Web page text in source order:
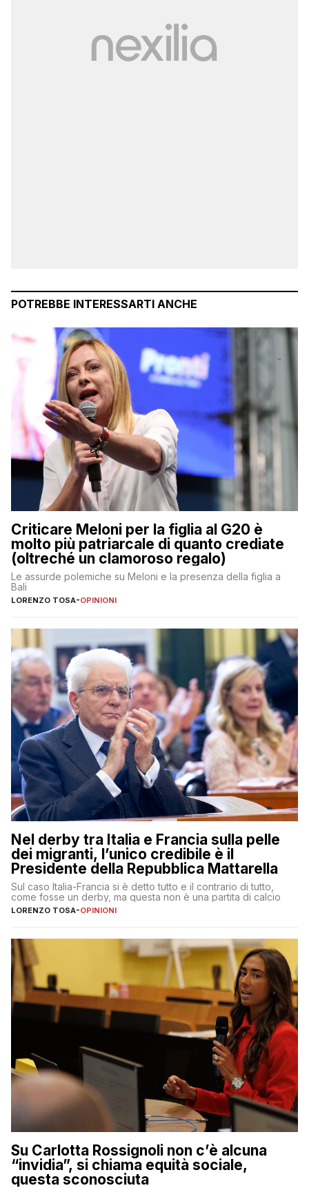
POTREBBE INTERESSARTI ANCHE
Criticare Meloni per la figlia al G20 è
molto più patriarcale di quanto crediate
(oltreché un clamoroso regalo)
Le assurde polemiche su Meloni e la presenza della figlia a
Bali
LORENZO TOSA-OPINIONI
Nel derby tra Italia e Francia sulla pelle
dei migranti, l’unico credibile è il
Presidente della Repubblica Mattarella
Sul caso Italia-Francia si è detto tutto e il contrario di tutto,
come fosse un derby, ma questa non è una partita di calcio
LORENZO TOSA-OPINIONI
Su Carlotta Rossignoli non c’è alcuna
“invidia”, si chiama equità sociale,
questa sconosciuta